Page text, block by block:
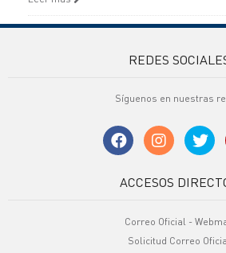
REDES
Síguenos en nuestras
ACCESOS
Correo Oficial -
Solicitud Correo